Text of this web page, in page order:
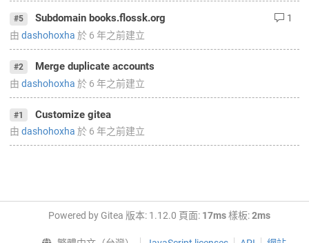
#5 Subdomain books.flossk.org
1
由 dashohoxha 於 6 年之前建立
#2 Merge duplicate accounts
由 dashohoxha 於 6 年之前建立
#1 Customize gitea
由 dashohoxha 於 6 年之前建立
Powered by Gitea 版本: 1.12.0 頁面: 17ms樣板:2ms